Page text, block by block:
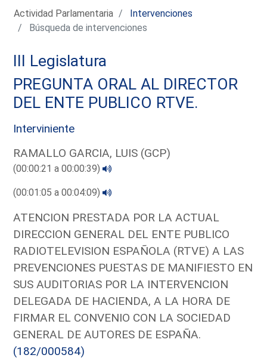
Actividad Parlamentaria
Intervenciones
Búsqueda de intervenciones
III Legislatura
PREGUNTA ORAL AL DIRECTOR
DEL ENTE PUBLICO RTVE.
Interviniente
RAMALLO GARCIA, LUIS (GCP)
(00:00:21 a 00:00:39)
(00:01:05 a 00:04:09)
ATENCION PRESTADA POR LA ACTUAL
DIRECCION GENERAL DEL ENTE PUBLICO
RADIOTELEVISION ESPAÑOLA (RTVE) A LAS
PREVENCIONES PUESTAS DE MANIFIESTO EN
SUS AUDITORIAS POR LA INTERVENCION
DELEGADA DE HACIENDA, A LA HORA DE
FIRMAR EL CONVENIO CON LA SOCIEDAD
GENERAL DE AUTORES DE ESPAÑA.
(182/000584)